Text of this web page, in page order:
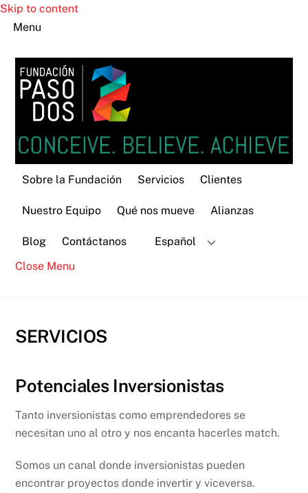
Skip to content
Menu
Sobre la Fundación Servicios Clientes
Nuestro Equipo Qué nos mueve Alianzas
Blog Contáctanos
Español
Close Menu
SERVICIOS
Potenciales Inversionistas
Tanto inversionistas como emprendedores se
necesitan uno al otro y nos encanta hacerles match.
Somos un canal donde inversionistas pueden
encontrar proyectos donde invertir y viceversa.